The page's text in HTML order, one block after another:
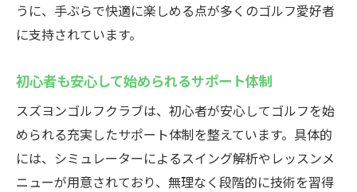
うに、手ぶらで快適に楽しめる点が多くのゴルフ愛好者
に支持されています。
初心者も安心して始められるサポート体制
スズヨンゴルフクラブは、初心者が安心してゴルフを始
められる充実したサポート体制を整えています。具体的
には、シミュレーターによるスイング解析やレッスンメ
ニューが用意されており、無理なく段階的に技術を習得